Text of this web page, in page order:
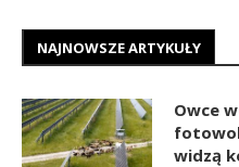
NAJNOWSZE ARTYKUŁY
Owce
widzą